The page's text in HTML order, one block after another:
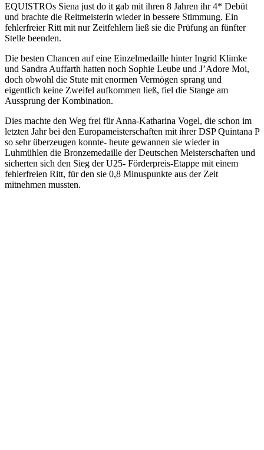
EQUISTROs Siena just do it gab mit ihren 8 Jahren ihr 4* Debüt
und brachte die Reitmeisterin wieder in bessere Stimmung. Ein
fehlerfreier Ritt mit nur Zeitfehlern ließ sie die Prüfung an fünfter
Stelle beenden.
Die besten Chancen auf eine Einzelmedaille hinter Ingrid Klimke
und Sandra Auffarth hatten noch Sophie Leube und J’Adore Moi,
doch obwohl die Stute mit enormen Vermögen sprang und
eigentlich keine Zweifel aufkommen ließ, fiel die Stange am
Aussprung der Kombination.
Dies machte den Weg frei für Anna-Katharina Vogel, die schon im
letzten Jahr bei den Europameisterschaften mit ihrer DSP Quintana P
so sehr überzeugen konnte- heute gewannen sie wieder in
Luhmühlen die Bronzemedaille der Deutschen Meisterschaften und
sicherten sich den Sieg der U25- Förderpreis-Etappe mit einem
fehlerfreien Ritt, für den sie 0,8 Minuspunkte aus der Zeit
mitnehmen mussten.